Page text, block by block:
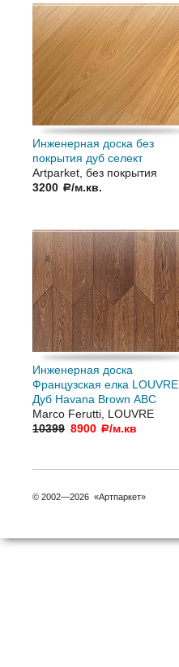
Инженерная доска без
покрытия дуб селект
Artparket, без покрытия
3200 a/м.кв.
Инженерная доска
Французская елка LOUVRE
Дуб Havana Brown АВC
Marco Ferutti, LOUVRE
10399 8900 a/м.кв
© 2002—2026 «Артпаркет»